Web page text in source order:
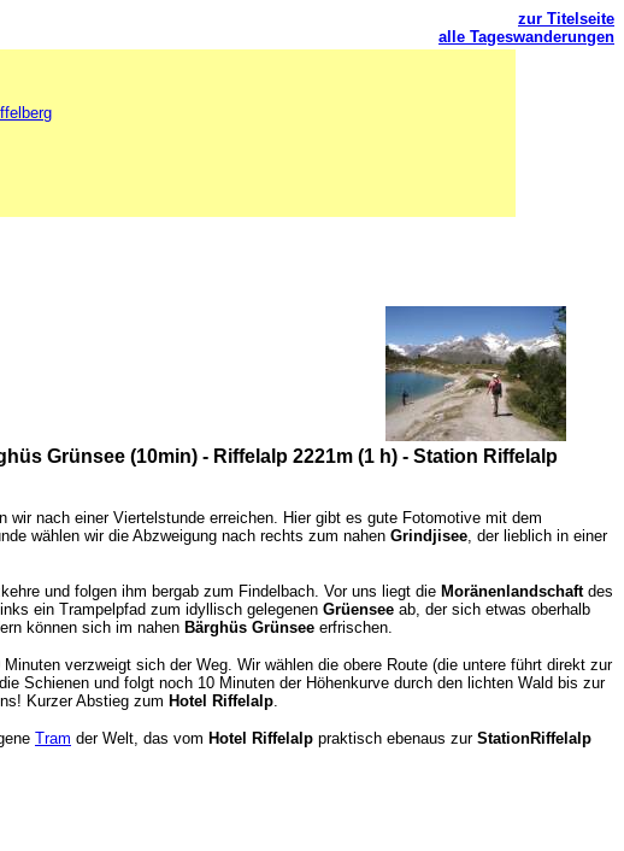
zur Titelseite
alle Tageswanderungen
Grünsee (10min) - Riffelalp 2221m (1 h) - Station Riffelalp
wir nach einer Viertelstunde erreichen. Hier gibt es gute Fotomotive mit dem
wählen wir die Abzweigung nach rechts zum nahen Grindjisee , der lieblich in einer
und folgen ihm bergab zum Findelbach. Vor uns liegt die Moränenlandschaftdes
ein Trampelpfad zum idyllisch gelegenen Grüensee ab, der sich etwas oberhalb
können sich im nahen Bärghüs Grünsee erfrischen.
verzweigt sich der Weg. Wir wählen die obere Route (die untere führt direkt zur
Schienen und folgt noch 10 Minuten der Höhenkurve durch den lichten Wald bis zur
Kurzer Abstieg zum Hotel Riffelalp
Tram der Welt, das vom Hotel Riffelalp praktisch ebenaus zur StationRiffelalp